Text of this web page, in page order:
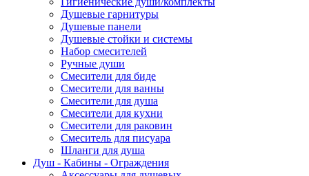
Душевые гарнитуры
Душевые панели
Душевые стойки и системы
Набор смесителей
Ручные души
Смесители для биде
Смесители для ванны
Смесители для душа
Смесители для кухни
Смесители для раковин
Смеситель для писуара
Шланги для душа
Душ - Кабины - Ограждения